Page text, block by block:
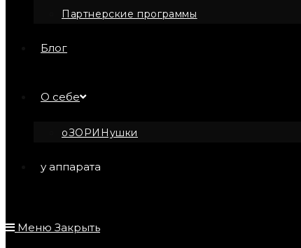
Партнерские программы
Блог
О себе
оЗОРИНушки
у аппарата
Меню Закрыть